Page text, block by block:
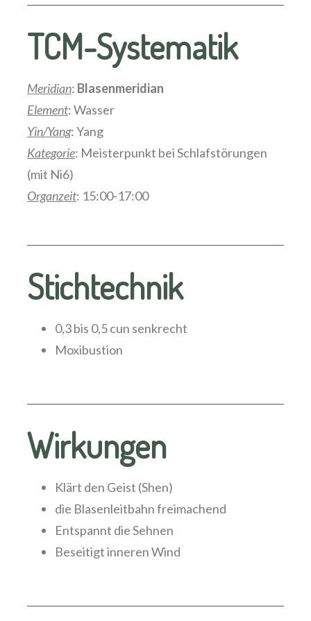
TCM-Systematik
Meridian: Blasenmeridian
Element: Wasser
Yin/Yang: Yang
Kategorie: Meisterpunkt bei Schlafstörungen
(mit Ni6)
Organzeit: 15:00-17:00
Stichtechnik
0,3 bis 0,5 cun senkrecht
Moxibustion
Wirkungen
Klärt den Geist (Shen)
die Blasenleitbahn freimachend
Entspannt die Sehnen
Beseitigt inneren Wind